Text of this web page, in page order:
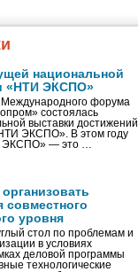
национальной
«НТИ ЭКСПО»
Международного форума
состоялась
выставки достижений
ЭКСПО». В этом году
ЭКСПО» — это …
совместного
уровня
стол по проблемам и
в условиях
деловой программы
технологические